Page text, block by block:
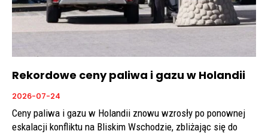
Rekordowe ceny paliwa i gazu w Holandii
2026-07-24
Ceny paliwa i gazu w Holandii znowu wzrosły po ponownej
eskalacji konfliktu na Bliskim Wschodzie, zbliżając się do